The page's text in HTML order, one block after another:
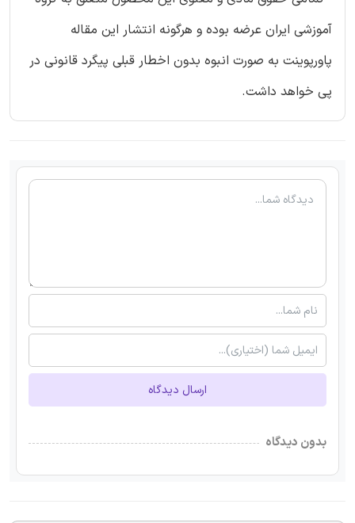
آموزشی ایران عرضه بوده و هرگونه انتشار این مقاله
پاورپوینت به صورت انبوه بدون اخطار قبلی پیگرد قانونی در
پی خواهد داشت.
ارسال دیدگاه
بدون دیدگاه